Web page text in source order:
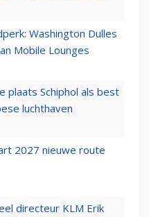
Washington Dulles
Mobile Lounges
plaats Schiphol als best
luchthaven
2027 nieuwe route
directeur KLM Erik